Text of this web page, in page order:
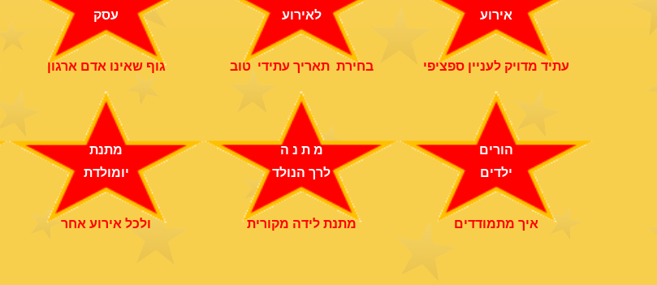
אירוע
עתיד מדויק לעניין ספציפי
לאירוע
בחירת תאריך עתידי טוב
עסק
גוף שאינו אדם ארגון
הורים
ילדים
איך מתמודדים
מ ת נ ה
לרך הנולד
מתנת לידה מקורית
מתנת
יומולדת
ולכל אירוע אחר